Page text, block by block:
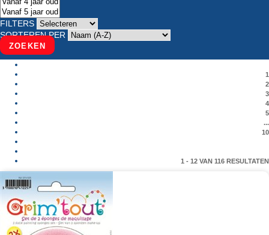
FILTERS
SORTEREN PER
ZOEKEN
1
2
3
4
5
...
10
1 - 12 VAN 116 RESULTATEN